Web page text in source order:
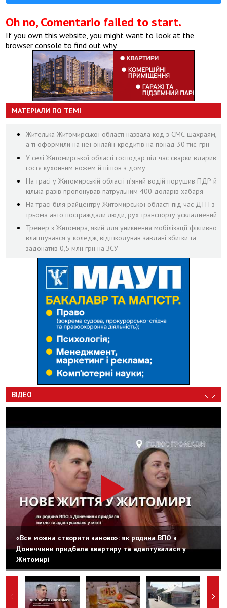
Oh no, Comentario failed to start.
If you own this website, you might want to look at the
browser console to find out why.
МАТЕРІАЛИ ПО ТЕМІ
Жителька Житомирської області назвала код з СМС шахраям,
а ті оформили на неї онлайн-кредитів на понад 30 тис. грн
У селі Житомирської області господар під час сварки вдарив
гостя кухонним ножем й пішов з дому
На трасі у Житомирській області п’яний водій порушив ПДР й
кілька разів пропонував патрульним 400 доларів хабаря
На трасі біля райцентру Житомирської області під час ДТП з
трьома авто постраждали люди, рух транспорту ускладнений
Тренер з Житомира, який для уникнення мобілізації фіктивно
влаштувався у коледж, відшкодував завдані збитки та
задонатив 0,5 млн грн на ЗСУ
ВІДЕО
«Все можна створити заново»: як родина ВПО з
Донеччини придбала квартиру та адаптувалася у
Житомирі